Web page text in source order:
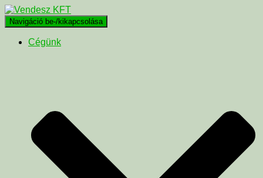
Navigáció be-/kikapcsolása
Cégünk